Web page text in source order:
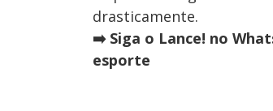
drasticamente.
➡️ Siga o Lance! no
esporte